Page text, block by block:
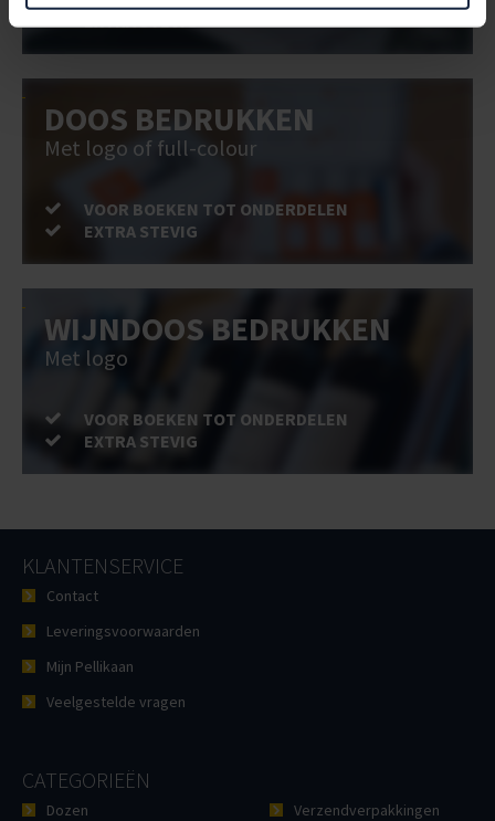
EXTRA STEVIG
DOOS BEDRUKKEN
Met logo of full-colour
VOOR BOEKEN TOT ONDERDELEN
EXTRA STEVIG
WIJNDOOS BEDRUKKEN
Met logo
VOOR BOEKEN TOT ONDERDELEN
EXTRA STEVIG
KLANTENSERVICE
Contact
Leveringsvoorwaarden
Mijn Pellikaan
Veelgestelde vragen
CATEGORIEËN
Dozen
Verzendverpakkingen